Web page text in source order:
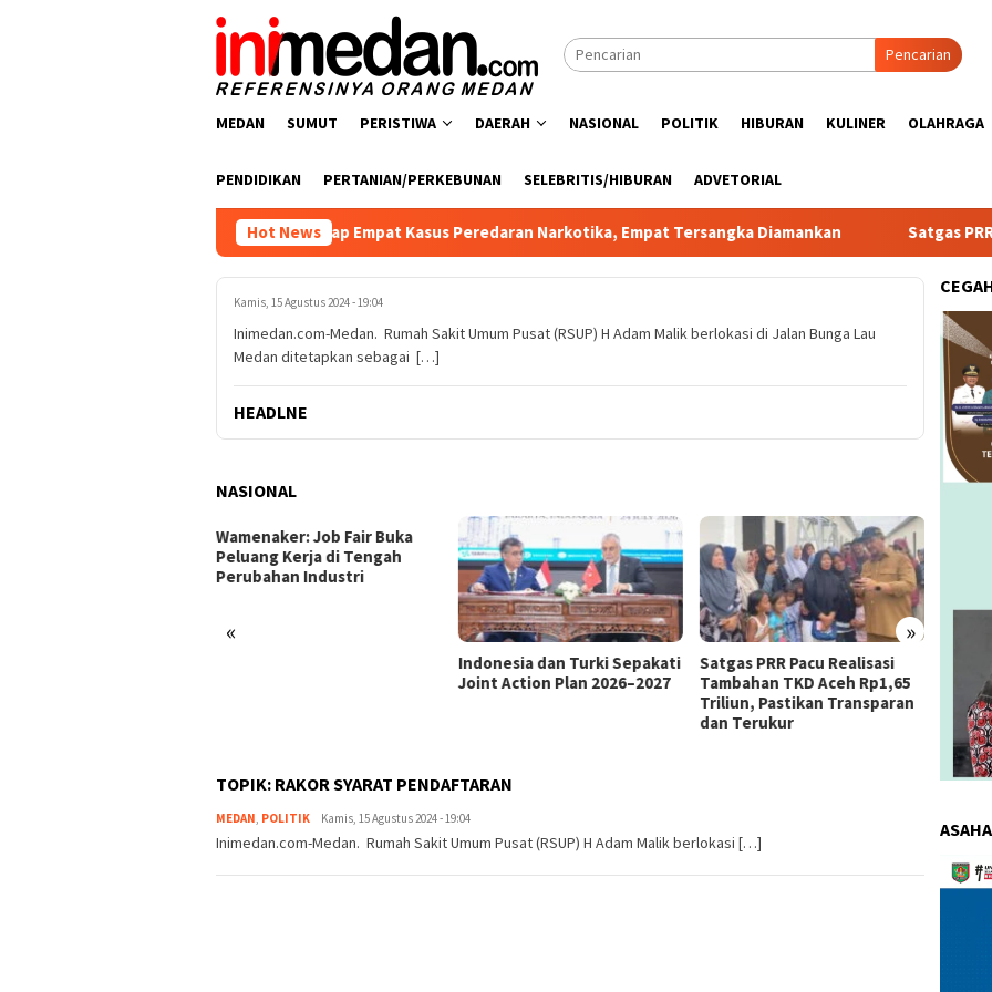
Pencarian
MEDAN SUMUT PERISTIWA DAERAH NASIONAL POLITIK HIBURAN KULINER OLAHRAGA
PENDIDIKAN PERTANIAN/PERKEBUNAN SELEBRITIS/HIBURAN ADVETORIAL
Hot News
Polres Batu Bara Ungkap Empat Kasus Peredaran Narkotika, Empat Tersangka Diamankan Satgas PRR Pacu
Kamis, 15 Agustus 2024 - 19:04
Inimedan.com-Medan. Rumah Sakit Umum Pusat (RSUP) H Adam Malik berlokasi di Jalan Bunga Lau
Medan ditetapkan sebagai […]
HEADLNE
NASIONAL
« »
Satgas PRR Pacu Realisasi
Tambahan TKD Aceh Rp1,65
Kemnaker Berhasil Mediasi
Perselisihan PHK PT Amos
Indah Indonesia Perselisihan
PHK PT Amos Indah Indonesia
The
TOPIK: RAKOR SYARAT PENDAFTARAN
MEDAN, POLITIK redaksi
Kamis, 15 Agustus 2024 - 19:04
Inimedan.com-Medan. Rumah Sakit Umum Pusat (RSUP) H Adam Malik berlokasi […]
Video